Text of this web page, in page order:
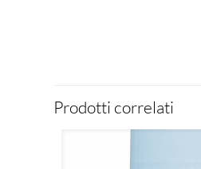
Prodotti correlati